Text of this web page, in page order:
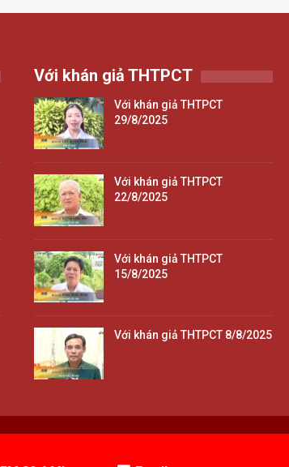
Với khán giả THTPCT
Với khán giả THTPCT
29/8/2025
Với khán giả THTPCT
22/8/2025
Với khán giả THTPCT
15/8/2025
Với khán giả THTPCT 8/8/2025